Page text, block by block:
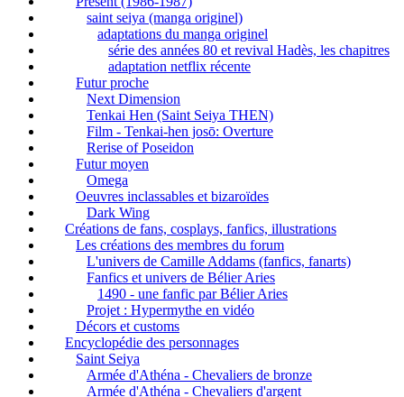
saint seiya (manga originel)
adaptations du manga originel
série des années 80 et revival Hadès, les chapitres
adaptation netflix récente
Futur proche
Next Dimension
Tenkai Hen (Saint Seiya THEN)
Film - Tenkai-hen josō: Overture
Rerise of Poseidon
Futur moyen
Omega
Oeuvres inclassables et bizaroïdes
Dark Wing
Créations de fans, cosplays, fanfics, illustrations
Les créations des membres du forum
L'univers de Camille Addams (fanfics, fanarts)
Fanfics et univers de Bélier Aries
1490 - une fanfic par Bélier Aries
Projet : Hypermythe en vidéo
Décors et customs
Encyclopédie des personnages
Saint Seiya
Armée d'Athéna - Chevaliers de bronze
Armée d'Athéna - Chevaliers d'argent